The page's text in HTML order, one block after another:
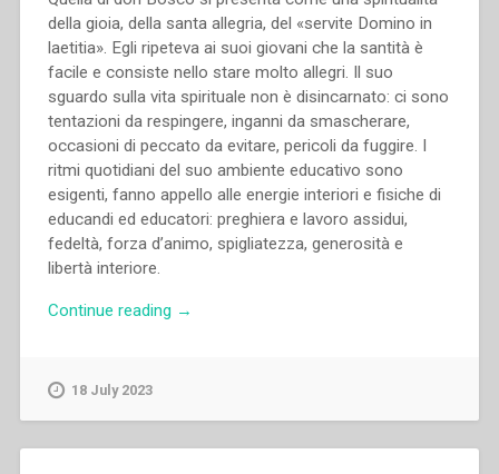
della gioia, della santa allegria, del «servite Domino in
laetitia». Egli ripeteva ai suoi giovani che la santità è
facile e consiste nello stare molto allegri. Il suo
sguardo sulla vita spirituale non è disincarnato: ci sono
tentazioni da respingere, inganni da smascherare,
occasioni di peccato da evitare, pericoli da fuggire. I
ritmi quotidiani del suo ambiente educativo sono
esigenti, fanno appello alle energie interiori e fisiche di
educandi ed educatori: preghiera e lavoro assidui,
fedeltà, forza d’animo, spigliatezza, generosità e
libertà interiore.
Continue reading “Aldo
→
18 July 2023